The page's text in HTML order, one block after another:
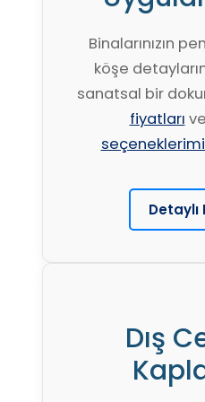
Binalarınızın
köşe
sanatsal bir
fiyatları ve
Detaylı
Dış